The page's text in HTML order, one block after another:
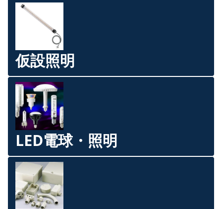
仮設照明
LED電球・照明